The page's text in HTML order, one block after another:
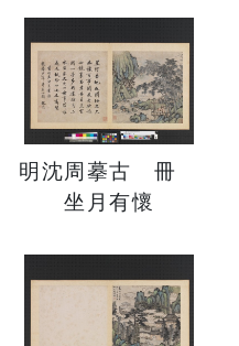
明沈周摹古 冊
坐月有懷